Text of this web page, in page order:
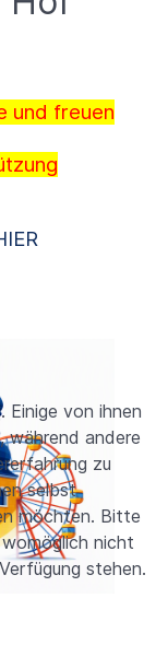
und freuen
Einige von ihnen
während andere
zu
selbst
möchten. Bitte
nicht
stehen.